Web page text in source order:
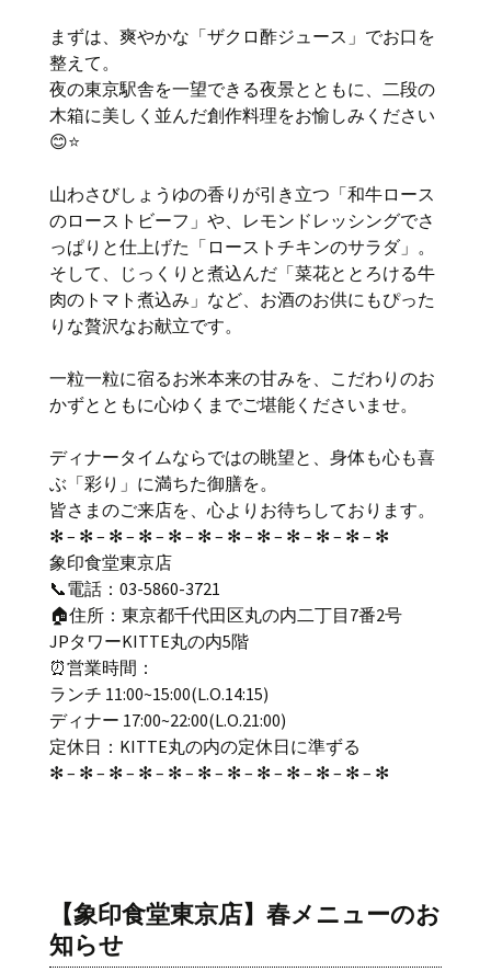
まずは、爽やかな「ザクロ酢ジュース」でお口を
整えて。
夜の東京駅舎を一望できる夜景とともに、二段の
木箱に美しく並んだ創作料理をお愉しみください
😊⭐
山わさびしょうゆの香りが引き立つ「和牛ロース
のローストビーフ」や、レモンドレッシングでさ
っぱりと仕上げた「ローストチキンのサラダ」。
そして、じっくりと煮込んだ「菜花ととろける牛
肉のトマト煮込み」など、お酒のお供にもぴった
りな贅沢なお献立です。
一粒一粒に宿るお米本来の甘みを、こだわりのお
かずとともに心ゆくまでご堪能くださいませ。
ディナータイムならではの眺望と、身体も心も喜
ぶ「彩り」に満ちた御膳を。
皆さまのご来店を、心よりお待ちしております。
✻ – ✻ – ✻ – ✻ – ✻ – ✻ – ✻ – ✻ – ✻ – ✻ – ✻ – ✻
象印食堂東京店
📞電話：03-5860-3721
🏠住所：東京都千代田区丸の内二丁目7番2号
JPタワーKITTE丸の内5階
⏰営業時間：
ランチ 11:00~15:00(L.O.14:15)
ディナー 17:00~22:00(L.O.21:00)
定休日：KITTE丸の内の定休日に準ずる
✻ – ✻ – ✻ – ✻ – ✻ – ✻ – ✻ – ✻ – ✻ – ✻ – ✻ – ✻
【象印食堂東京店】春メニューのお
知らせ